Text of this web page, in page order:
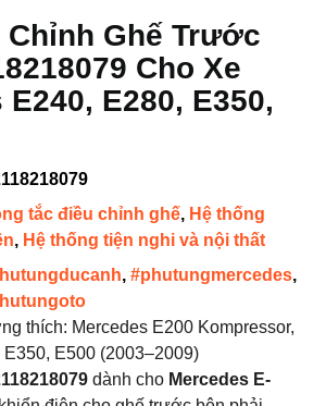
Chỉnh Ghế Trước
Cho Xe
E280, E350,
tắc điều chỉnh ghế, Hệ thống
, Hệ thống tiện nghi và nội thất
, #phutungmercedes,
thích: Mercedes E200 Kompressor,
E350, E500 (2003–2009)
dành cho Mercedes E-